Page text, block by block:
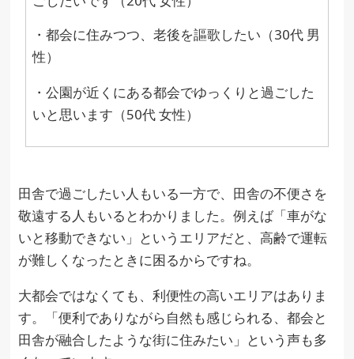
・都会に住みつつ、老後を謳歌したい（30代 男
性）
・公園が近くにある都会でゆっくりと過ごした
いと思います（50代 女性）
田舎で過ごしたい人もいる一方で、田舎の不便さを
敬遠する人もいるとわかりました。例えば「車がな
いと移動できない」というエリアだと、高齢で運転
が難しくなったときに困るからですね。
大都会ではなくても、利便性の高いエリアはありま
す。「便利でありながら自然も感じられる、都会と
田舎が融合したような街に住みたい」という声も多